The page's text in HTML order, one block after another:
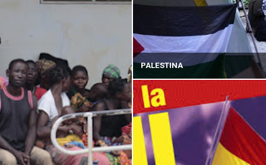
PALESTINA